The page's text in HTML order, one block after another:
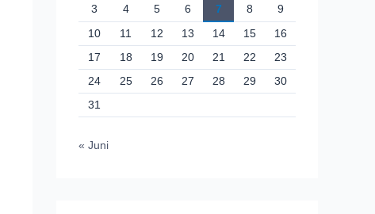
3
4 5 6 7 8
9
10
11 12 13 14 15
16
17
18 19 20 21 22
23
24
25 26 27 28 29
30
31
« Juni